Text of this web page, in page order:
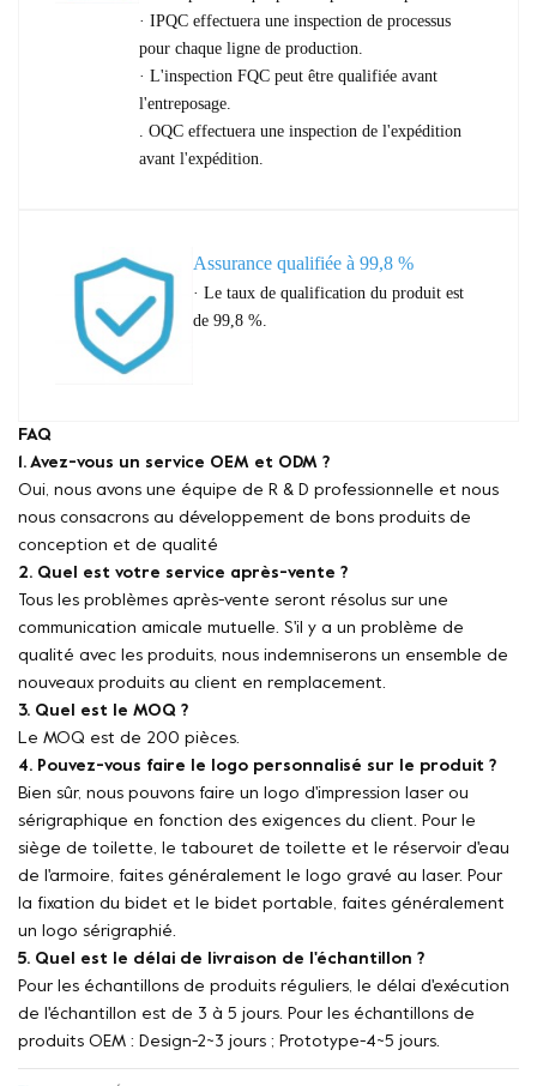
· IPQC effectuera une inspection de processus
pour chaque ligne de production.
· L'inspection FQC peut être qualifiée avant
l'entreposage.
. OQC effectuera une inspection de l'expédition
avant l'expédition.
Assurance qualifiée à 99,8 %
· Le taux de qualification du produit est
de 99,8 %.
FAQ
1. Avez-vous un service OEM et ODM ?
Oui, nous avons une équipe de R & D professionnelle et nous
nous consacrons au développement de bons produits de
conception et de qualité
2. Quel est votre service après-vente ?
Tous les problèmes après-vente seront résolus sur une
communication amicale mutuelle. S'il y a un problème de
qualité avec les produits, nous indemniserons un ensemble de
nouveaux produits au client en remplacement.
3. Quel est le MOQ ?
Le MOQ est de 200 pièces.
4. Pouvez-vous faire le logo personnalisé sur le produit ?
Bien sûr, nous pouvons faire un logo d'impression laser ou
sérigraphique en fonction des exigences du client. Pour le
siège de toilette, le tabouret de toilette et le réservoir d'eau
de l'armoire, faites généralement le logo gravé au laser. Pour
la fixation du bidet et le bidet portable, faites généralement
un logo sérigraphié.
5. Quel est le délai de livraison de l'échantillon ?
Pour les échantillons de produits réguliers, le délai d'exécution
de l'échantillon est de 3 à 5 jours. Pour les échantillons de
produits OEM : Design-2~3 jours ; Prototype-4~5 jours.